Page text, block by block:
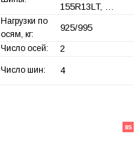
155R13LT, …
Нагрузки по
осям, кг:
925/995
Число осей: 2
Число шин: 4
85